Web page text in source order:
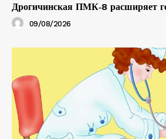
Дрогичинская ПМК‑8 расширяет
09/08/2026